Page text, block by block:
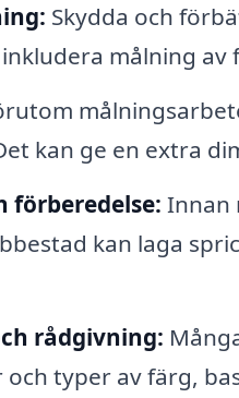
Skydda och
målning av
kan ge en extra
förberedelse: Innan
kan laga
rådgivning:
typer av färg,